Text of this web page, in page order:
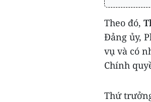
Theo đó,
Đảng ủy,
vụ và có
Chính
Thứ